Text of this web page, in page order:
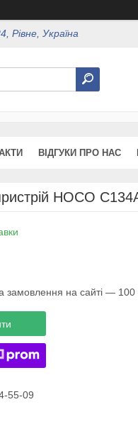
Рівне, Україна
ВІДГУКИ ПРО НАС
HOCO
замовлення на сайті — 100
55-09